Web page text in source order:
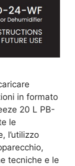
in formato
20 L PB-
le
l’utilizzo
tecniche e le